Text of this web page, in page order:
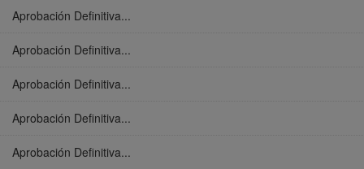
Aprobación Definitiva...
Aprobación Definitiva...
Aprobación Definitiva...
Aprobación Definitiva...
Aprobación Definitiva...